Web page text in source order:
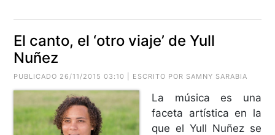
El canto, el ‘otro viaje’ de Yull
Nuñez
PUBLICADO 26/11/2015 03:10 | ESCRITO POR SAMNY SARABIA
La música es una
faceta artística en la
que el Yull Nuñez se